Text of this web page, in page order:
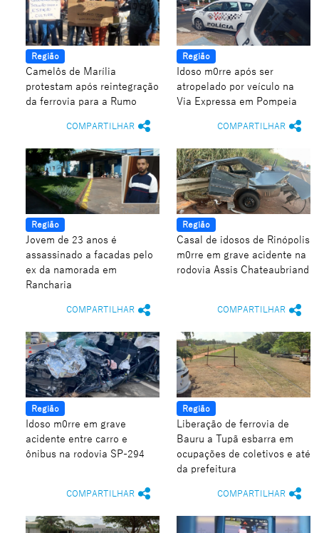
Região
Camelôs de Marília
protestam após reintegração
da ferrovia para a Rumo
COMPARTILHAR
Região
Idoso m0rre após ser
atropelado por veículo na
Via Expressa em Pompeia
COMPARTILHAR
Região
Jovem de 23 anos é
assassinado a facadas pelo
ex da namorada em
Rancharia
COMPARTILHAR
Região
Casal de idosos de Rinópolis
m0rre em grave acidente na
rodovia Assis Chateaubriand
COMPARTILHAR
Região
Idoso m0rre em grave
acidente entre carro e
ônibus na rodovia SP-294
COMPARTILHAR
Região
Liberação de ferrovia de
Bauru a Tupã esbarra em
ocupações de coletivos e até
da prefeitura
COMPARTILHAR